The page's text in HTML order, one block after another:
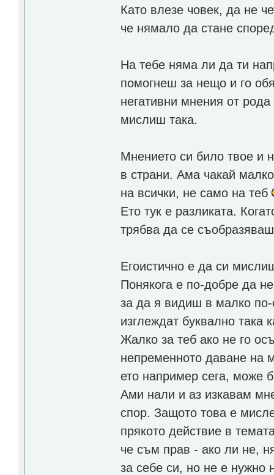
Като влезе човек, да не
че нямало да стане
На тебе няма ли да ти
помогнеш за нещо и го
негативни мнения от
мислиш така.
Мнението си било твое и
в страни. Ама чакай
на всички, не само на теб
Ето тук е разликата.
трябва да се
Егоистично е да си
Понякога е по-добре да
за да я видиш в малко
изглеждат буквално така
Жалко за теб ако не го
непременното даване на
ето например сега, може
Ами нали и аз изкавам
спор. Защото това е
прякото действие в
че съм прав - ако ли не,
за себе си, но не е нужно